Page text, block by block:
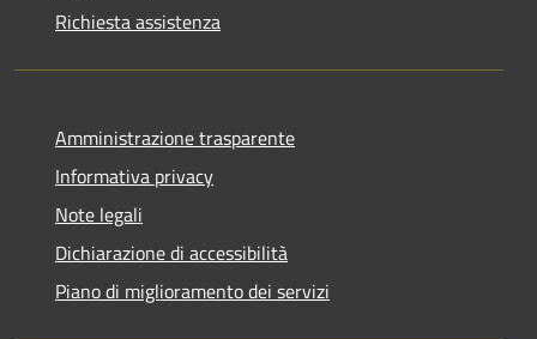
Richiesta assistenza
Amministrazione trasparente
Informativa privacy
Note legali
Dichiarazione di accessibilità
Piano di miglioramento dei servizi